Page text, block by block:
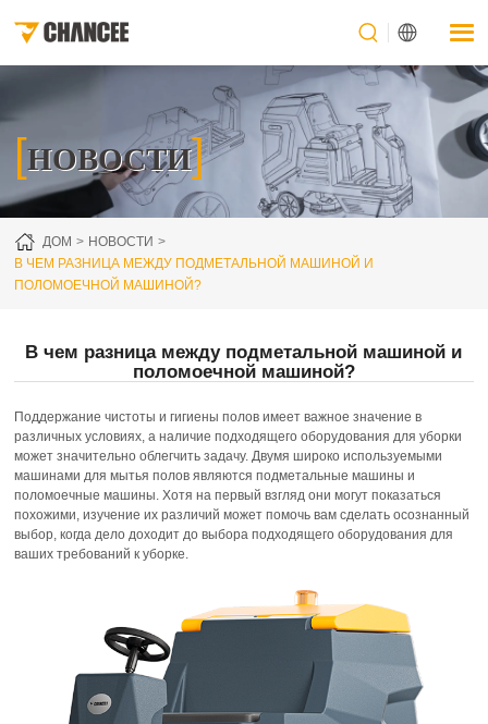
[НОВОСТИ]
ДОМ
НОВОСТИ
В ЧЕМ РАЗНИЦА МЕЖДУ ПОДМЕТАЛЬНОЙ МАШИНОЙ И
ПОЛОМОЕЧНОЙ МАШИНОЙ?
В чем разница между подметальной машиной и
поломоечной машиной?
Поддержание чистоты и гигиены полов имеет важное значение в
различных условиях, а наличие подходящего оборудования для уборки
может значительно облегчить задачу. Двумя широко используемыми
машинами для мытья полов являются подметальные машины и
поломоечные машины. Хотя на первый взгляд они могут показаться
похожими, изучение их различий может помочь вам сделать осознанный
выбор, когда дело доходит до выбора подходящего оборудования для
ваших требований к уборке.